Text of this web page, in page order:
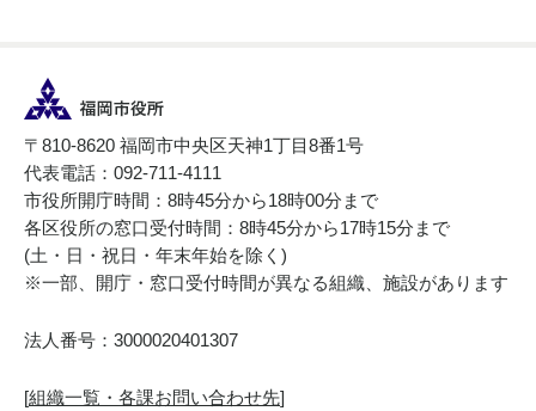
〒810-8620 福岡市中央区天神1丁目8番1号
代表電話：092-711-4111
市役所開庁時間：8時45分から18時00分まで
各区役所の窓口受付時間：8時45分から17時15分まで
(土・日・祝日・年末年始を除く)
※一部、開庁・窓口受付時間が異なる組織、施設があります
法人番号：3000020401307
[組織一覧・各課お問い合わせ先]